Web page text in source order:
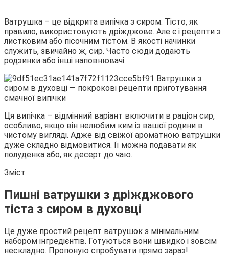
Ватрушка – це відкрита випічка з сиром. Тісто, як
правило, використовують дріжджове. Але є і рецепти з
листковим або пісочним тістом. В якості начинки
служить, звичайно ж, сир. Часто сюди додають
родзинки або інші наповнювачі.
Ця випічка – відмінний варіант включити в раціон сир,
особливо, якщо він нелюбим ким із вашої родини в
чистому вигляді. Адже від свіжої ароматною ватрушки
дуже складно відмовитися. Її можна подавати як
полуденка або, як десерт до чаю.
Зміст
Пишні ватрушки з дріжджового
тіста з сиром в духовці
Це дуже простий рецепт ватрушок з мінімальним
набором інгредієнтів. Готуються вони швидко і зовсім
нескладно. Пропоную спробувати прямо зараз!